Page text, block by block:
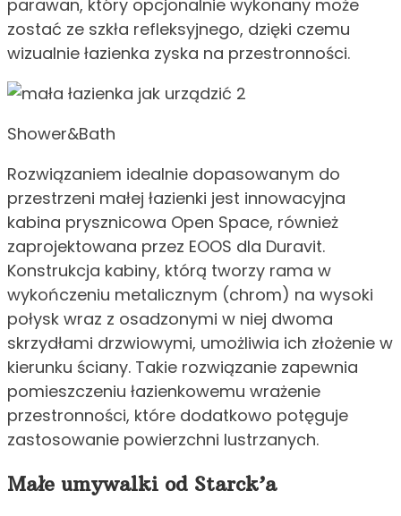
parawan, który opcjonalnie wykonany może
zostać ze szkła refleksyjnego, dzięki czemu
wizualnie łazienka zyska na przestronności.
Shower&Bath
Rozwiązaniem idealnie dopasowanym do
przestrzeni małej łazienki jest innowacyjna
kabina prysznicowa Open Space, również
zaprojektowana przez EOOS dla Duravit.
Konstrukcja kabiny, którą tworzy rama w
wykończeniu metalicznym (chrom) na wysoki
połysk wraz z osadzonymi w niej dwoma
skrzydłami drzwiowymi, umożliwia ich złożenie w
kierunku ściany. Takie rozwiązanie zapewnia
pomieszczeniu łazienkowemu wrażenie
przestronności, które dodatkowo potęguje
zastosowanie powierzchni lustrzanych.
Małe umywalki od Starck’a